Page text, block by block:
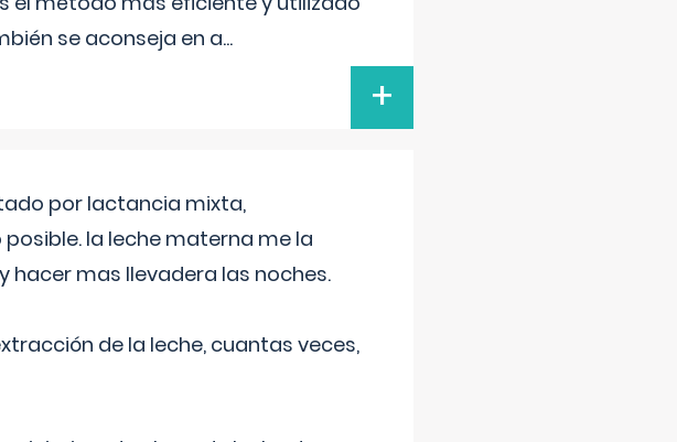
se aconseja en a...
+
por lactancia mixta,
la leche materna me la
mas llevadera las noches.
de la leche, cuantas veces,